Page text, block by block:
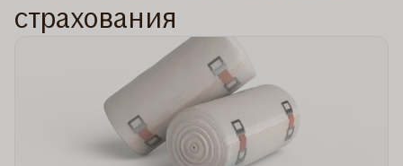
страхования